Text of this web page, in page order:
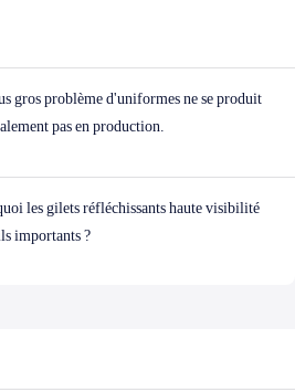
gros problème d'uniformes ne se produit
pas en production.
les gilets réfléchissants haute visibilité
importants ?